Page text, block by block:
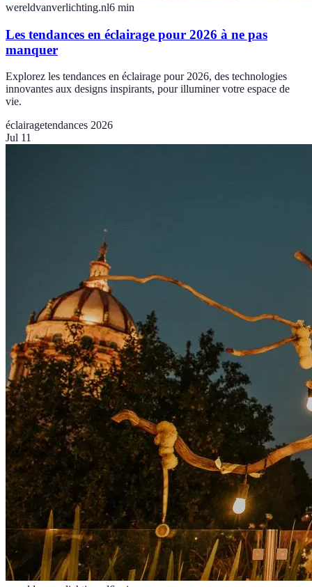
wereldvanverlichting.nl6 min
Les tendances en éclairage pour 2026 à ne pas
manquer
Explorez les tendances en éclairage pour 2026, des technologies
innovantes aux designs inspirants, pour illuminer votre espace de
vie.
éclairagetendances 2026
Jul 11